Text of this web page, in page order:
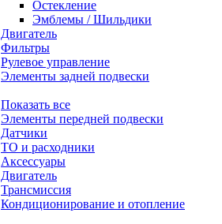
Остекление
Эмблемы / Шильдики
Двигатель
Фильтры
Рулевое управление
Элементы задней подвески
Показать все
Элементы передней подвески
Датчики
ТО и расходники
Аксессуары
Двигатель
Трансмиссия
Кондиционирование и отопление